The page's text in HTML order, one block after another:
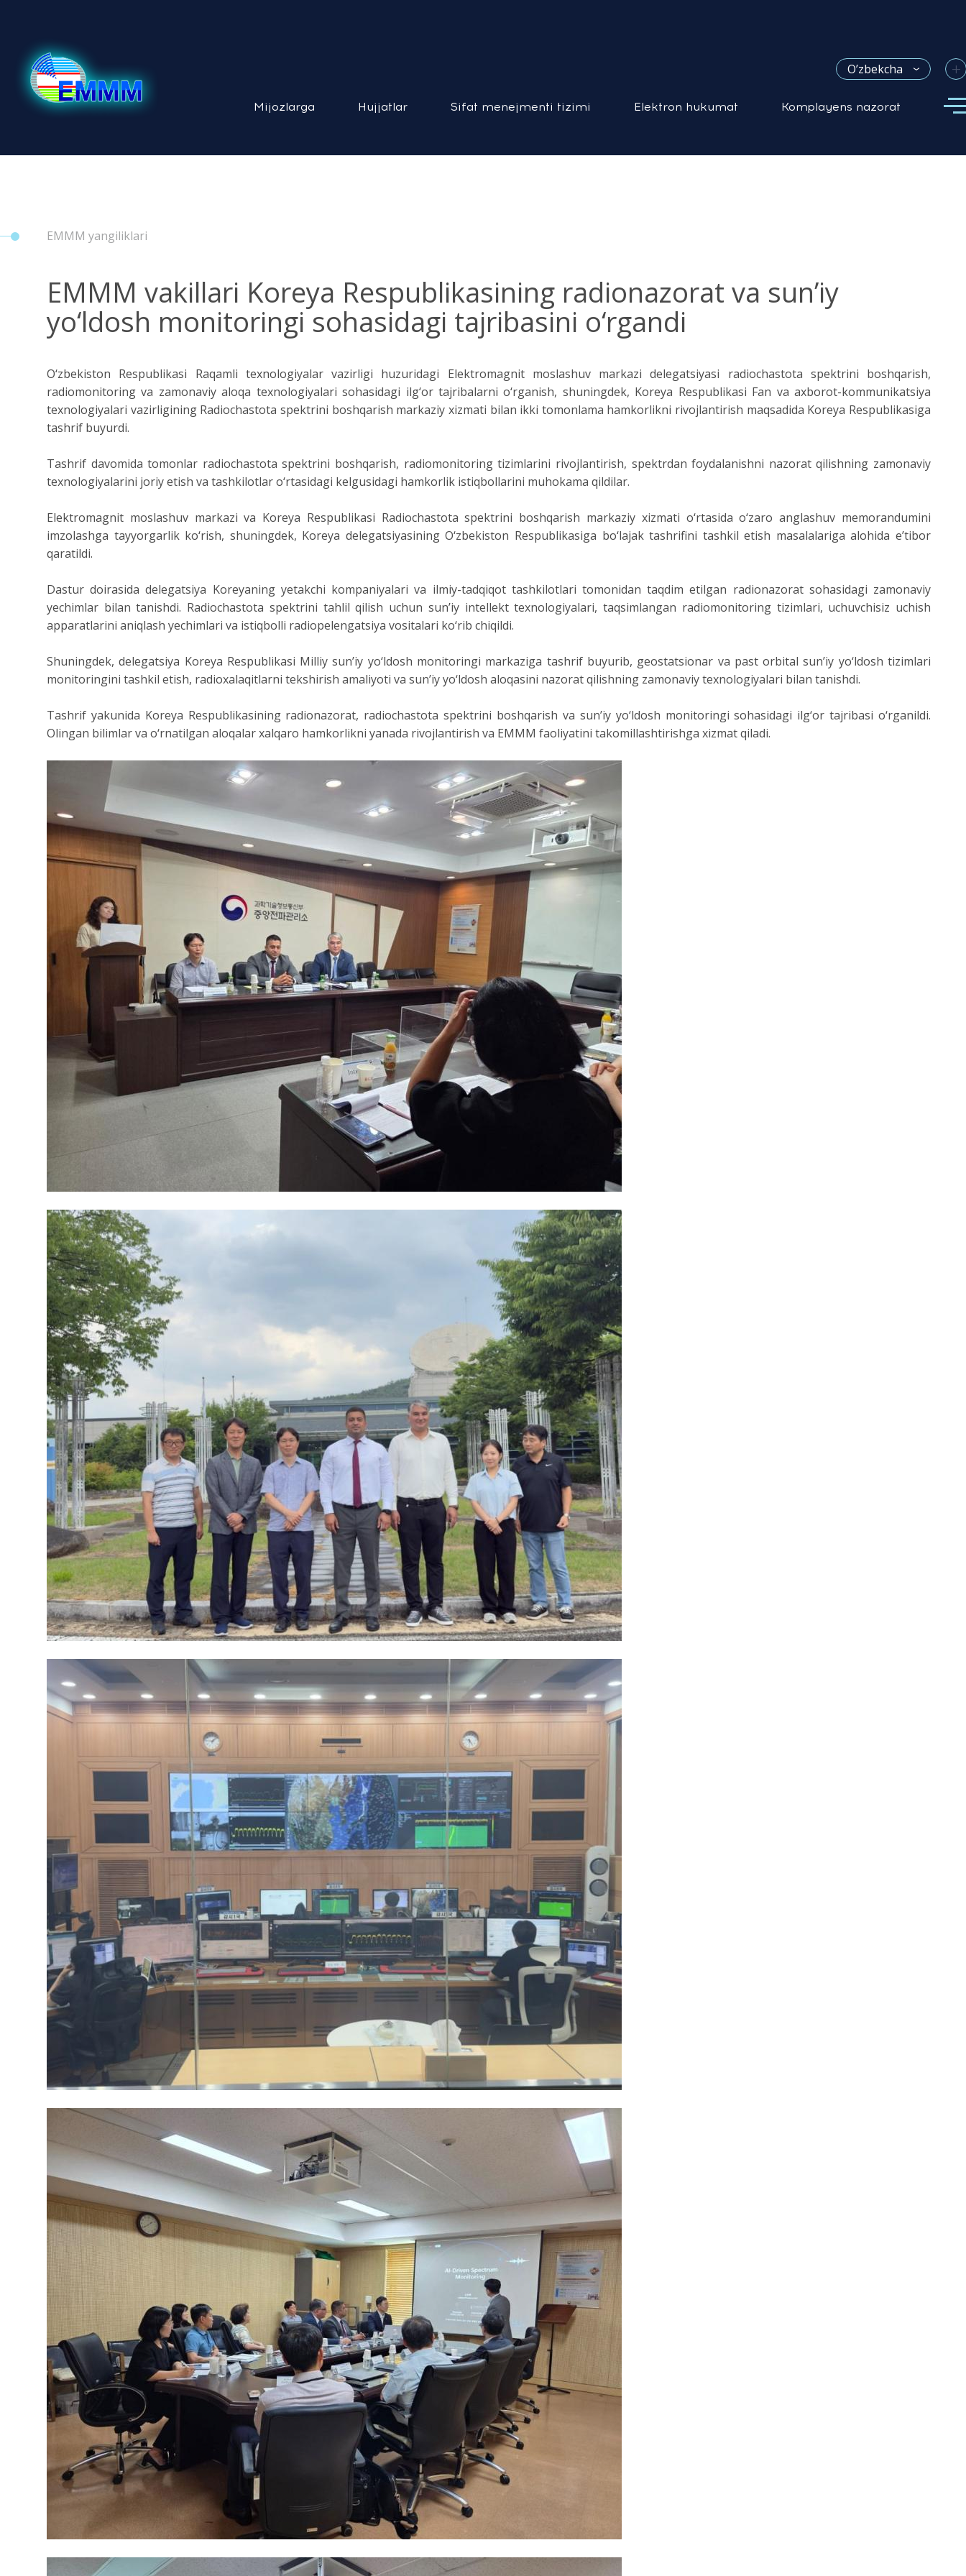
O’zbekcha +
Mijozlarga Hujjatlar Sifat menejmenti tizimi Elektron hukumat Komplayens nazorat
EMMM yangiliklari
EMMM vakillari Koreya Respublikasining radionazorat va sun’iy
yo‘ldosh monitoringi sohasidagi tajribasini o‘rgandi
O‘zbekiston Respublikasi Raqamli texnologiyalar vazirligi huzuridagi Elektromagnit moslashuv markazi delegatsiyasi radiochastota spektrini boshqarish,
radiomonitoring va zamonaviy aloqa texnologiyalari sohasidagi ilg‘or tajribalarni o‘rganish, shuningdek, Koreya Respublikasi Fan va axborot-kommunikatsiya
texnologiyalari vazirligining Radiochastota spektrini boshqarish markaziy xizmati bilan ikki tomonlama hamkorlikni rivojlantirish maqsadida Koreya Respublikasiga
tashrif buyurdi.
Tashrif davomida tomonlar radiochastota spektrini boshqarish, radiomonitoring tizimlarini rivojlantirish, spektrdan foydalanishni nazorat qilishning zamonaviy
texnologiyalarini joriy etish va tashkilotlar o‘rtasidagi kelgusidagi hamkorlik istiqbollarini muhokama qildilar.
Elektromagnit moslashuv markazi va Koreya Respublikasi Radiochastota spektrini boshqarish markaziy xizmati o‘rtasida o‘zaro anglashuv memorandumini
imzolashga tayyorgarlik ko‘rish, shuningdek, Koreya delegatsiyasining O‘zbekiston Respublikasiga bo‘lajak tashrifini tashkil etish masalalariga alohida e’tibor
qaratildi.
Dastur doirasida delegatsiya Koreyaning yetakchi kompaniyalari va ilmiy-tadqiqot tashkilotlari tomonidan taqdim etilgan radionazorat sohasidagi zamonaviy
yechimlar bilan tanishdi. Radiochastota spektrini tahlil qilish uchun sun’iy intellekt texnologiyalari, taqsimlangan radiomonitoring tizimlari, uchuvchisiz uchish
apparatlarini aniqlash yechimlari va istiqbolli radiopelengatsiya vositalari ko‘rib chiqildi.
Shuningdek, delegatsiya Koreya Respublikasi Milliy sun’iy yo‘ldosh monitoringi markaziga tashrif buyurib, geostatsionar va past orbital sun’iy yo‘ldosh tizimlari
monitoringini tashkil etish, radioxalaqitlarni tekshirish amaliyoti va sun’iy yo‘ldosh aloqasini nazorat qilishning zamonaviy texnologiyalari bilan tanishdi.
Tashrif yakunida Koreya Respublikasining radionazorat, radiochastota spektrini boshqarish va sun’iy yo‘ldosh monitoringi sohasidagi ilg‘or tajribasi o‘rganildi.
Olingan bilimlar va o‘rnatilgan aloqalar xalqaro hamkorlikni yanada rivojlantirish va EMMM faoliyatini takomillashtirishga xizmat qiladi.